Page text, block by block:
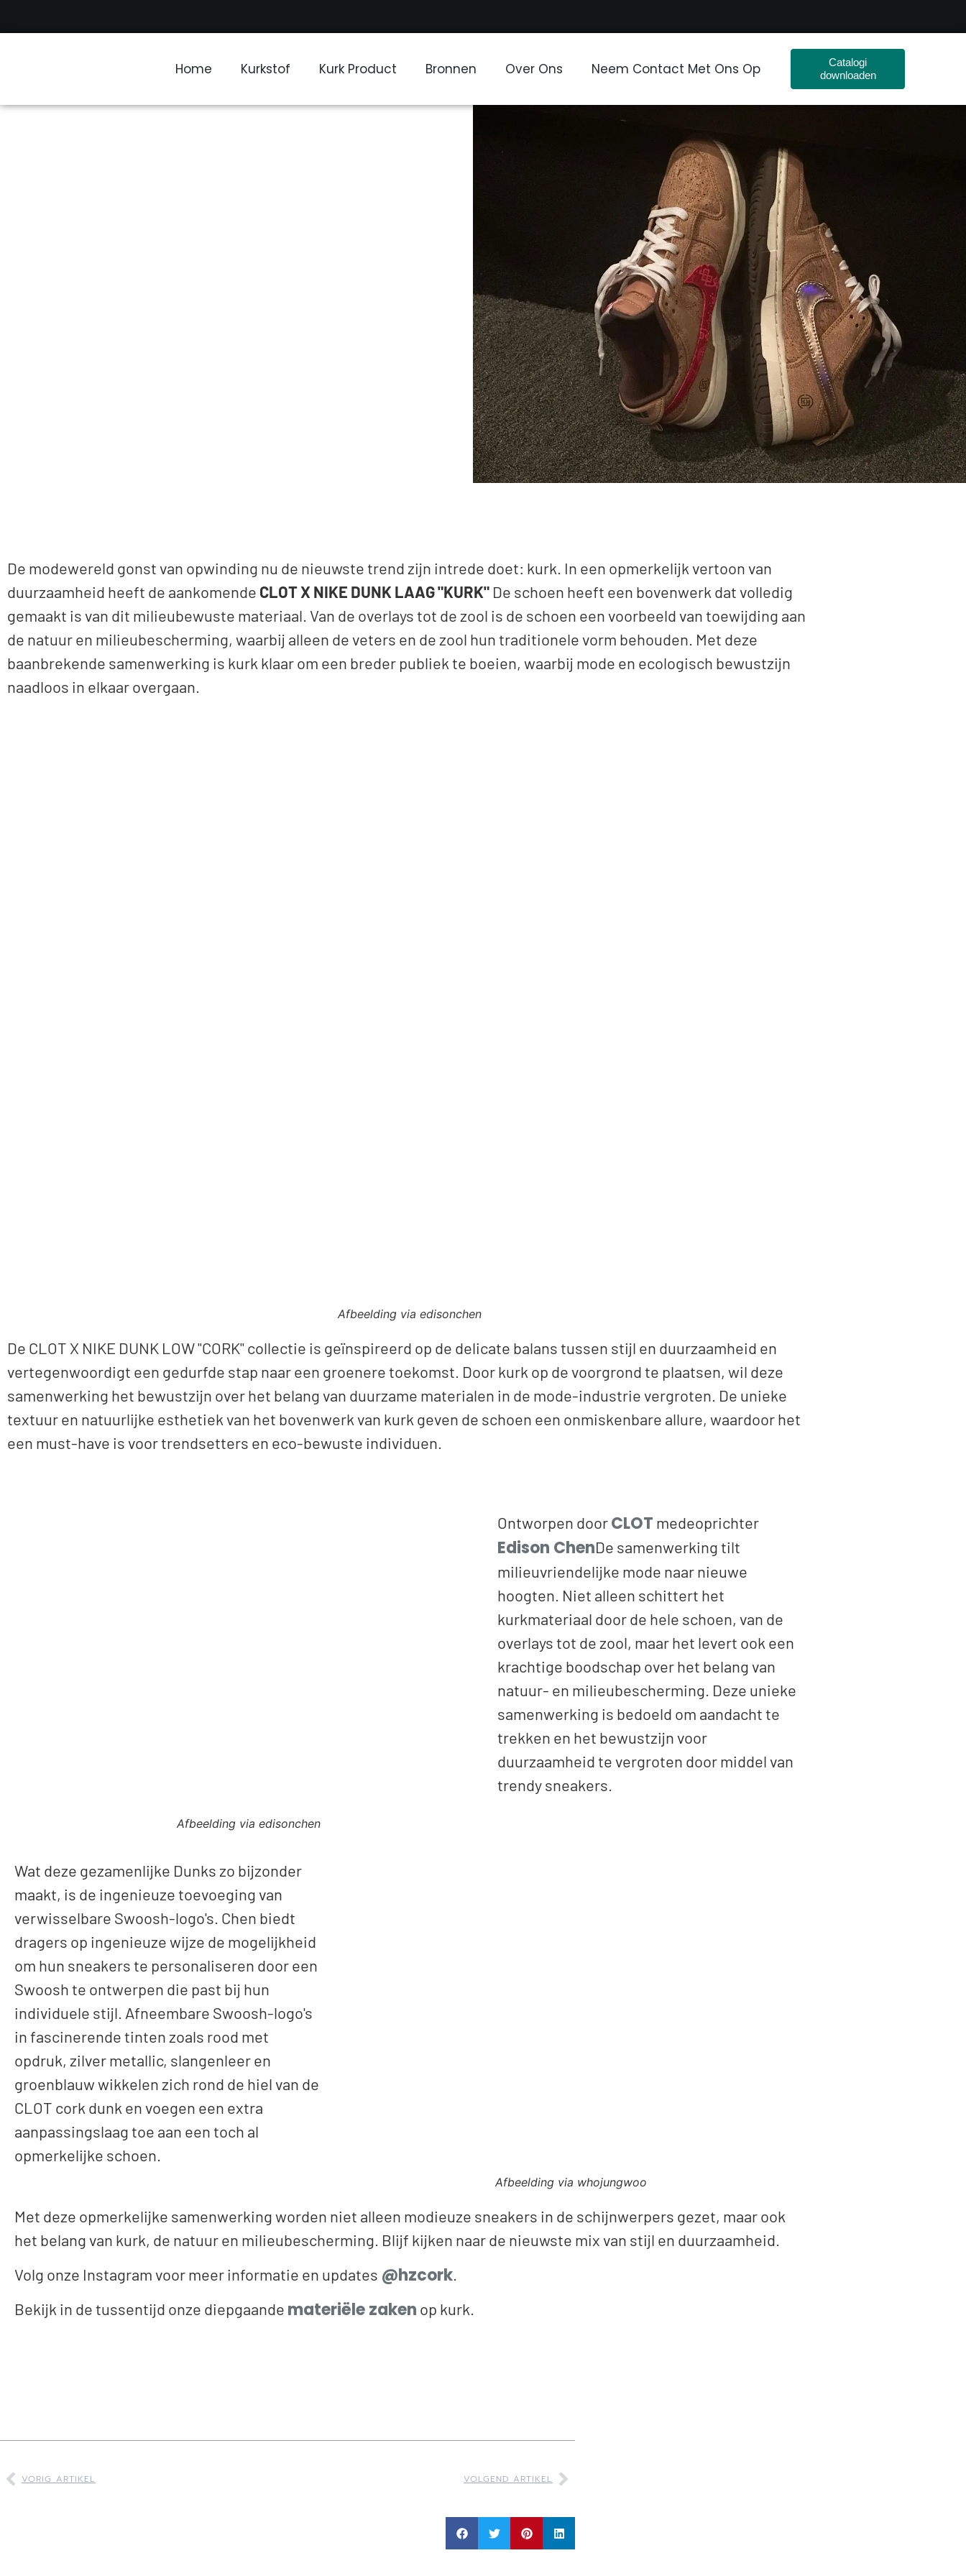
Home Kurkstof Kurk Product Bronnen Over Ons Neem Contact Met Ons Op
Catalogi
downloaden
De modewereld gonst van opwinding nu de nieuwste trend zijn intrede doet: kurk. In een opmerkelijk vertoon van
duurzaamheid heeft de aankomende CLOT X NIKE DUNK LAAG "KURK" De schoen heeft een bovenwerk dat volledig
gemaakt is van dit milieubewuste materiaal. Van de overlays tot de zool is de schoen een voorbeeld van toewijding aan
de natuur en milieubescherming, waarbij alleen de veters en de zool hun traditionele vorm behouden. Met deze
baanbrekende samenwerking is kurk klaar om een breder publiek te boeien, waarbij mode en ecologisch bewustzijn
naadloos in elkaar overgaan.
Afbeelding via edisonchen
De CLOT X NIKE DUNK LOW "CORK" collectie is geïnspireerd op de delicate balans tussen stijl en duurzaamheid en
vertegenwoordigt een gedurfde stap naar een groenere toekomst. Door kurk op de voorgrond te plaatsen, wil deze
samenwerking het bewustzijn over het belang van duurzame materialen in de mode-industrie vergroten. De unieke
textuur en natuurlijke esthetiek van het bovenwerk van kurk geven de schoen een onmiskenbare allure, waardoor het
een must-have is voor trendsetters en eco-bewuste individuen.
Afbeelding via edisonchen
Ontworpen doorCLOT medeoprichter
Edison ChenDe samenwerking tilt
milieuvriendelijke mode naar nieuwe
hoogten. Niet alleen schittert het
kurkmateriaal door de hele schoen, van de
overlays tot de zool, maar het levert ook een
krachtige boodschap over het belang van
natuur- en milieubescherming. Deze unieke
samenwerking is bedoeld om aandacht te
trekken en het bewustzijn voor
duurzaamheid te vergroten door middel van
trendy sneakers.
Wat deze gezamenlijke Dunks zo bijzonder
maakt, is de ingenieuze toevoeging van
verwisselbare Swoosh-logo's. Chen biedt
dragers op ingenieuze wijze de mogelijkheid
om hun sneakers te personaliseren door een
Swoosh te ontwerpen die past bij hun
individuele stijl. Afneembare Swoosh-logo's
in fascinerende tinten zoals rood met
opdruk, zilver metallic, slangenleer en
groenblauw wikkelen zich rond de hiel van de
CLOT cork dunk en voegen een extra
aanpassingslaag toe aan een toch al
opmerkelijke schoen.
Afbeelding via whojungwoo
Met deze opmerkelijke samenwerking worden niet alleen modieuze sneakers in de schijnwerpers gezet, maar ook
het belang van kurk, de natuur en milieubescherming. Blijf kijken naar de nieuwste mix van stijl en duurzaamheid.
Volg onze Instagram voor meer informatie en updates @hzcork
Bekijk in de tussentijd onze diepgaande materiële zaken op kurk.
VORIG ARTIKEL VOLGEND ARTIKEL